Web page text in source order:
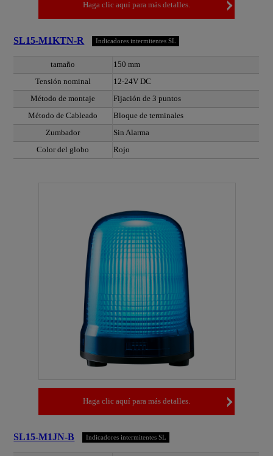
Haga clic aquí para más detalles.
SL15-M1KTN-R Indicadores intermitentes SL
tamaño
150 mm
Tensión nominal
12-24V DC
Método de montaje
Fijación de 3 puntos
Método de Cableado
Bloque de terminales
Zumbador
Sin Alarma
Color del globo
Rojo
Haga clic aquí para más detalles.
SL15-M1JN-B Indicadores intermitentes SL